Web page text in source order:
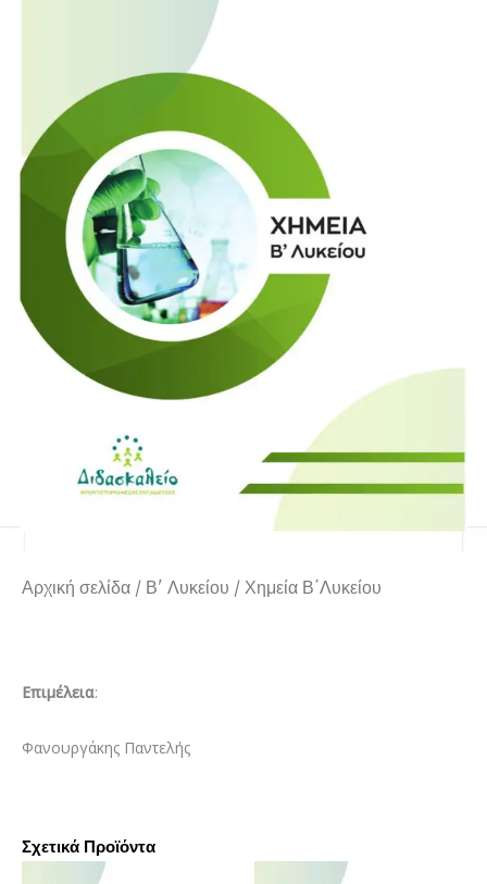
Αρχική σελίδα / Β' Λυκείου / Χημεία Β΄Λυκείου
Επιμέλεια:
Φανουργάκης Παντελής
Σχετικά Προϊόντα